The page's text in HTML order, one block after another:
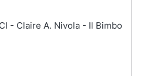
- Claire A. Nivola - Il Bimbo